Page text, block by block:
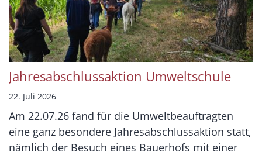
Jahresabschlussaktion Umweltschule
22. Juli 2026
Am 22.07.26 fand für die Umweltbeauftragten
eine ganz besondere Jahresabschlussaktion statt,
nämlich der Besuch eines Bauerhofs mit einer